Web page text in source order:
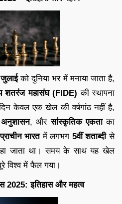
को दुनिया भर में मनाया जाता है,
शतरंज महासंघ (FIDE) की स्थापना
केवल एक खेल की वर्षगांठ नहीं है,
अनुशासन, औरसांस्कृतिक एकताका
प्राचीन भारतमें लगभग 5वीं शताब्दीसे
जाता था। समय के साथ यह खेल
विश्व में फैल गया।
2025: इतिहास और महत्व